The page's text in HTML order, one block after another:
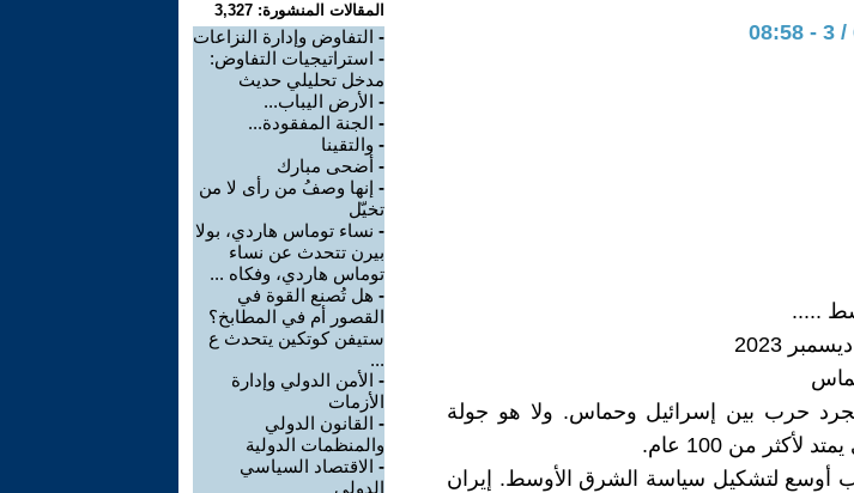
.....
2023
7 أكتوبر ليس مجرد حرب بين إسرائيل وحماس. ولا هو جولة
من 100 عام.
أوسع لتشكيل سياسة الشرق الأوسط. إيران
المقالات المنشورة: 3,327
- التفاوض وإدارة النزاعات
- استراتيجيات التفاوض:
مدخل تحليلي حديث
- الأرض اليباب...
- الجنة المفقودة...
- والتقينا
- أضحى مبارك
- إنها وصفُ من رأى لا من
تخيّل
- نساء توماس هاردي، بولا
بيرن تتحدث عن نساء
توماس هاردي، وفكاه ...
- هل تُصنع القوة في
القصور أم في المطابخ؟
ستيفن كوتكين يتحدث ع
...
- ‏الأمن الدولي وإدارة
الأزمات
- القانون الدولي
والمنظمات الدولية
- ‏الاقتصاد السياسي
الدولي ‏